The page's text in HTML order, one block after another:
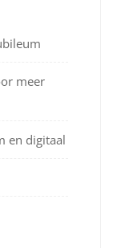
meer
en digitaal